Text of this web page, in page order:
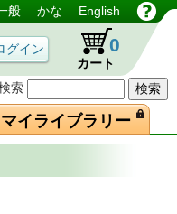
索
般 かな English
カート
0
マイライブラリー